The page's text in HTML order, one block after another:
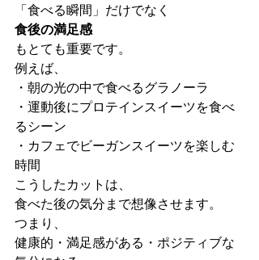
「食べる瞬間」だけでなく
食後の満足感
もとても重要です。
例えば、
・朝の光の中で食べるグラノーラ
・運動後にプロテインスイーツを食べ
るシーン
・カフェでビーガンスイーツを楽しむ
時間
こうしたカットは、
食べた後の気分まで想像させます。
つまり、
健康的・満足感がある・ポジティブな